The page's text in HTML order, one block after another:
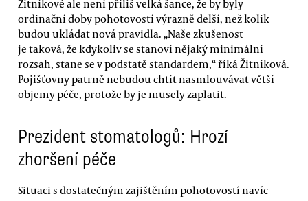
Žitníkové ale není příliš velká šance, že by byly
ordinační doby pohotovostí výrazně delší, než kolik
budou ukládat nová pravidla. „Naše zkušenost
je taková, že kdykoliv se stanoví nějaký minimální
rozsah, stane se v podstatě standardem,“ říká Žitníková.
Pojišťovny patrně nebudou chtít nasmlouvávat větší
objemy péče, protože by je musely zaplatit.
Prezident stomatologů: Hrozí
zhoršení péče
Situaci s dostatečným zajištěním pohotovostí navíc